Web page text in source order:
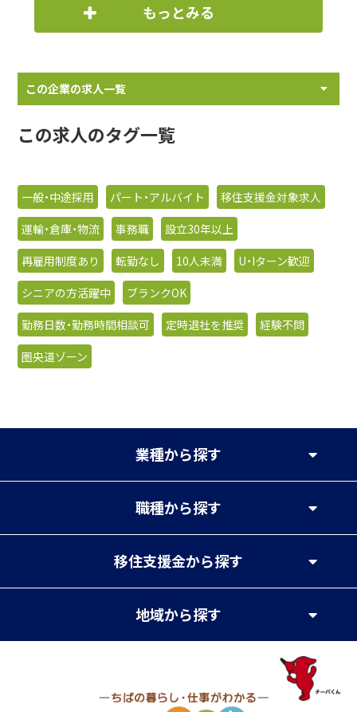
もっとみる
この企業の求人一覧
この求人のタグ一覧
一般・中途採用 パート・アルバイト
移住支援金対象求人
運輸・倉庫・物流
事務職
設立30年以上
再雇用制度あり
転勤なし 10人未満
U・Iターン歓迎
シニアの方活躍中
ブランクOK
勤務日数・勤務時間相談可
定時退社を推奨
経験不問
圏央道ゾーン
業種から探す
職種から探す
移住支援金から探す
地域から探す